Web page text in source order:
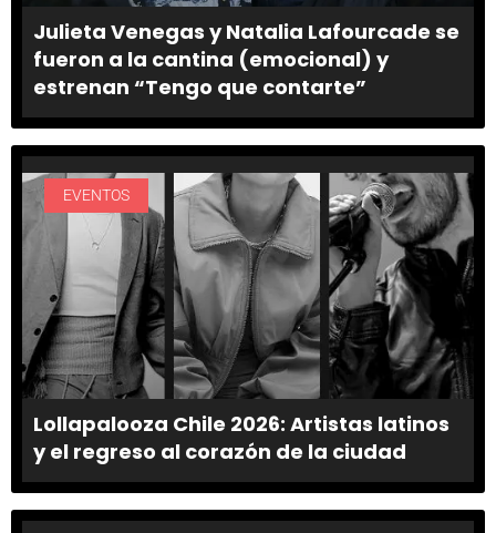
Julieta Venegas y Natalia Lafourcade se
fueron a la cantina (emocional) y
estrenan “Tengo que contarte”
EVENTOS
Lollapalooza Chile 2026: Artistas latinos
y el regreso al corazón de la ciudad